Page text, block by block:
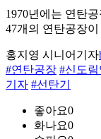
1970년에는 연탄
47개의 연탄공장
홍지영 시니어기자
#연탄공장 #신도림
기자 #선탄기
좋아요0
화나요0